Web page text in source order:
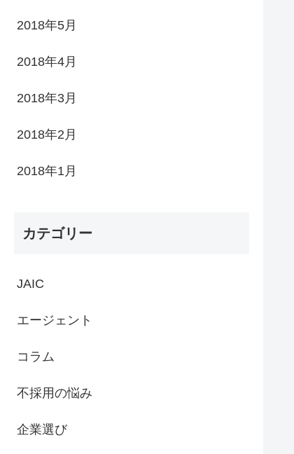
2018年5月
2018年4月
2018年3月
2018年2月
2018年1月
カテゴリー
JAIC
エージェント
コラム
不採用の悩み
企業選び